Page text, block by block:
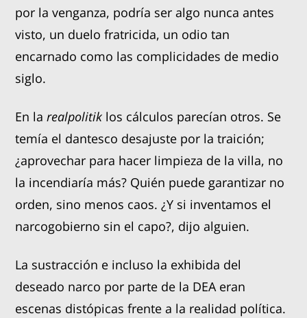
por la venganza, podría ser algo nunca antes
visto, un duelo fratricida, un odio tan
encarnado como las complicidades de medio
siglo.
En larealpolitik los cálculos parecían otros. Se
temía el dantesco desajuste por la traición;
¿aprovechar para hacer limpieza de la villa, no
la incendiaría más? Quién puede garantizar no
orden, sino menos caos. ¿Y si inventamos el
narcogobierno sin el capo?, dijo alguien.
La sustracción e incluso la exhibida del
deseado narco por parte de la DEA eran
escenas distópicas frente a la realidad política.